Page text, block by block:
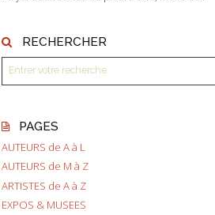
RECHERCHER
PAGES
AUTEURS de A à L
AUTEURS de M à Z
ARTISTES de A à Z
EXPOS & MUSEES